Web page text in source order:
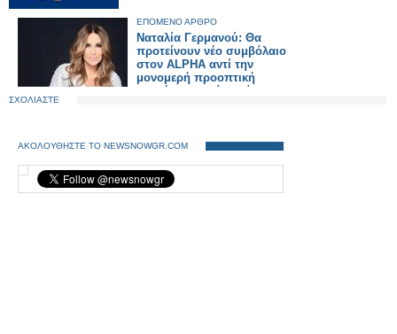
ΕΠΟΜΕΝΟ ΑΡΘΡΟ
Ναταλία Γερμανού: Θα
προτείνουν νέο συμβόλαιο
στον ALPHA αντί την
μονομερή προοπτική
ανανέωσης ενός χρόνου...
ΣΧΟΛΙΑΣΤΕ
ΑΚΟΛΟΥΘΗΣΤΕ ΤΟ NEWSNOWGR.COM